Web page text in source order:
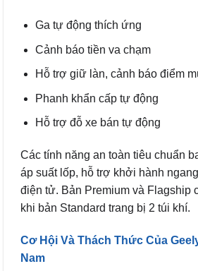
Ga tự động thích ứng
Cảnh báo tiền va chạm
Hỗ trợ giữ làn, cảnh báo điểm
Phanh khẩn cấp tự động
Hỗ trợ đỗ xe bán tự động
Các tính năng an toàn tiêu chuẩn
áp suất lốp, hỗ trợ khởi hành
điện tử. Bản Premium và Flagship
khi bản Standard trang bị 2 túi khí.
Cơ Hội Và Thách Thức Của
Nam